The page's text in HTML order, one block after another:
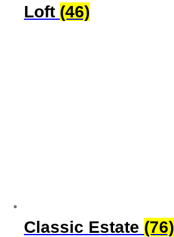
Loft (46)
Classic Estate (76)